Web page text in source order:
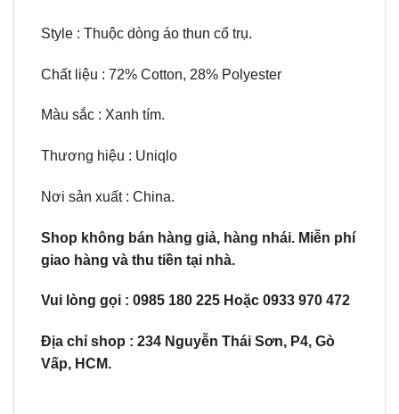
Style : Thuộc dòng áo thun cổ trụ.
Chất liệu : 72% Cotton, 28% Polyester
Màu sắc : Xanh tím.
Thương hiệu : Uniqlo
Nơi sản xuất : China.
Shop không bán hàng giả, hàng nhái. Miễn phí
giao hàng và thu tiền tại nhà.
Vui lòng gọi : 0985 180 225 Hoặc 0933 970 472
Địa chỉ shop : 234 Nguyễn Thái Sơn, P4, Gò
Vấp, HCM.